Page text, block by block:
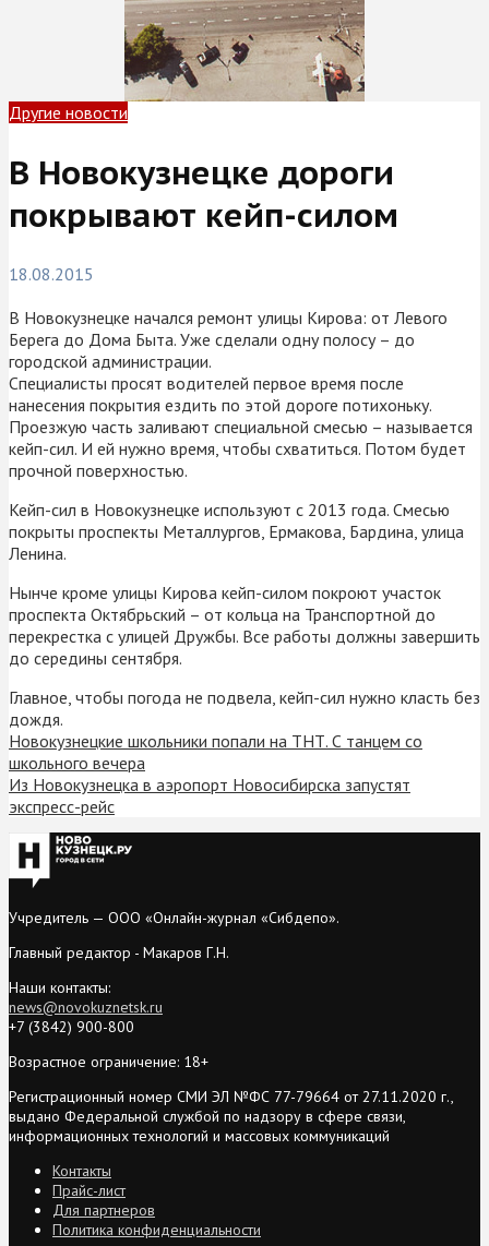
Другие новости
В Новокузнецке дороги
покрывают кейп-силом
18.08.2015
В Новокузнецке начался ремонт улицы Кирова: от Левого
Берега до Дома Быта. Уже сделали одну полосу – до
городской администрации.
Специалисты просят водителей первое время после
нанесения покрытия ездить по этой дороге потихоньку.
Проезжую часть заливают специальной смесью – называется
кейп-сил. И ей нужно время, чтобы схватиться. Потом будет
прочной поверхностью.
Кейп-сил в Новокузнецке используют с 2013 года. Смесью
покрыты проспекты Металлургов, Ермакова, Бардина, улица
Ленина.
Нынче кроме улицы Кирова кейп-силом покроют участок
проспекта Октябрьский – от кольца на Транспортной до
перекрестка с улицей Дружбы. Все работы должны завершить
до середины сентября.
Главное, чтобы погода не подвела, кейп-сил нужно класть без
дождя.
Новокузнецкие школьники попали на ТНТ. С танцем со
школьного вечера
Из Новокузнецка в аэропорт Новосибирска запустят
экспресс-рейс
Учредитель — ООО «Онлайн-журнал «Сибдепо».
Главный редактор - Макаров Г.Н.
Наши контакты:
news@novokuznetsk.ru
+7 (3842) 900-800
Возрастное ограничение: 18+
Регистрационный номер СМИ ЭЛ №ФС 77-79664 от 27.11.2020 г.,
выдано Федеральной службой по надзору в сфере связи,
информационных технологий и массовых коммуникаций
Контакты
Прайс-лист
Для партнеров
Политика конфиденциальности